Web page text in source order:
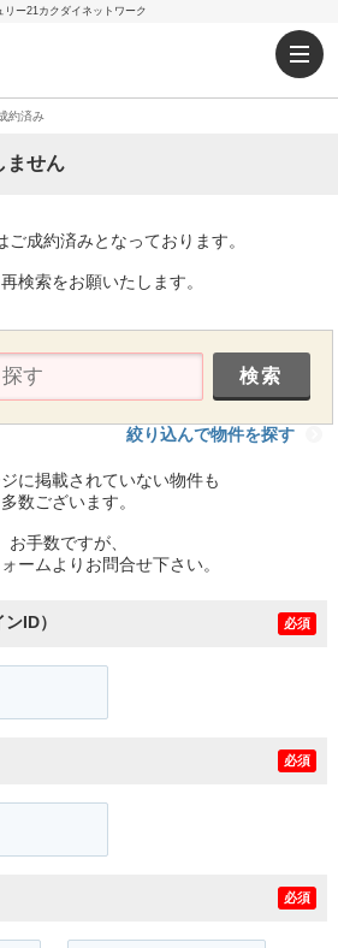
ー21カクダイネットワーク
約済み
ません
ご成約済みとなっております。
検索をお願いたします。
絞り込んで物件を探す
に掲載されていない物件も
多数ございます。
お手数ですが、
ームよりお問合せ下さい。
ID） 必須
必須
必須